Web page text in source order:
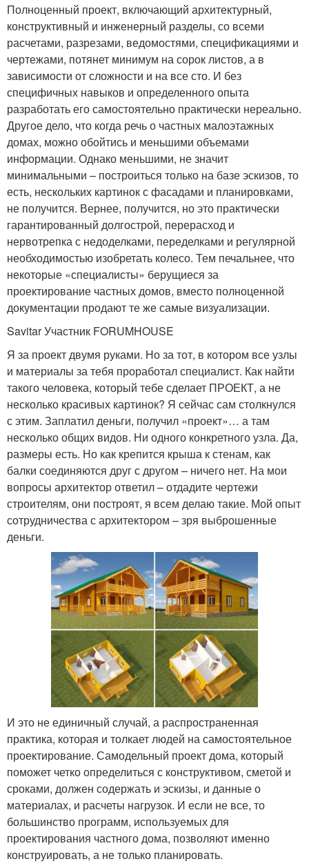
Полноценный проект, включающий архитектурный,
конструктивный и инженерный разделы, со всеми
расчетами, разрезами, ведомостями, спецификациями и
чертежами, потянет минимум на сорок листов, а в
зависимости от сложности и на все сто. И без
специфичных навыков и определенного опыта
разработать его самостоятельно практически нереально.
Другое дело, что когда речь о частных малоэтажных
домах, можно обойтись и меньшими объемами
информации. Однако меньшими, не значит
минимальными – построиться только на базе эскизов, то
есть, нескольких картинок с фасадами и планировками,
не получится. Вернее, получится, но это практически
гарантированный долгострой, перерасход и
нервотрепка с недоделками, переделками и регулярной
необходимостью изобретать колесо. Тем печальнее, что
некоторые «специалисты» берущиеся за
проектирование частных домов, вместо полноценной
документации продают те же самые визуализации.
Savitar Участник FORUMHOUSE
Я за проект двумя руками. Но за тот, в котором все узлы
и материалы за тебя проработал специалист. Как найти
такого человека, который тебе сделает ПРОЕКТ, а не
несколько красивых картинок? Я сейчас сам столкнулся
с этим. Заплатил деньги, получил «проект»… а там
несколько общих видов. Ни одного конкретного узла. Да,
размеры есть. Но как крепится крыша к стенам, как
балки соединяются друг с другом – ничего нет. На мои
вопросы архитектор ответил – отдадите чертежи
строителям, они построят, я всем делаю такие. Мой опыт
сотрудничества с архитектором – зря выброшенные
деньги.
И это не единичный случай, а распространенная
практика, которая и толкает людей на самостоятельное
проектирование. Самодельный проект дома, который
поможет четко определиться с конструктивом, сметой и
сроками, должен содержать и эскизы, и данные о
материалах, и расчеты нагрузок. И если не все, то
большинство программ, используемых для
проектирования частного дома, позволяют именно
конструировать, а не только планировать.